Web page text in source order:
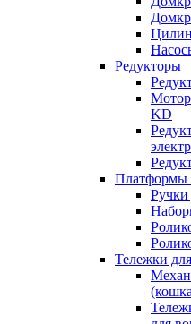
Редукторы
KD
Платформы
Ручки
Тележки